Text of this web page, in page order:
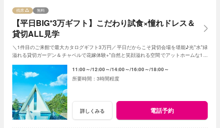
【平日BIG*3万ギフト】こだわり試食×憧れドレス＆
貸切ALL見学
残席 無料
＼1件目のご来館で最大カタログギフト3万円／平日だからこそ貸切会場を堪能♪光*水*緑
溢れる貸切ガーデン＆チャペルで花嫁体験+*自然と笑顔溢れる空間でアットホームな1日
11:00～ 12:00～ 14:00～ 16:00～ 18:00～
3時間程度
詳しくみる 電話予約